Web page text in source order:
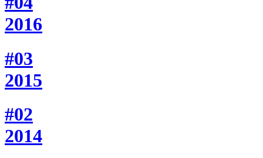
2016
#03
2015
#02
2014